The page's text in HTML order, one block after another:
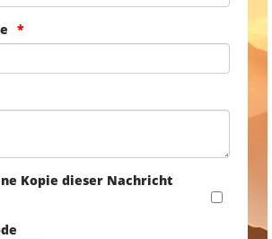
Kopie dieser Nachricht